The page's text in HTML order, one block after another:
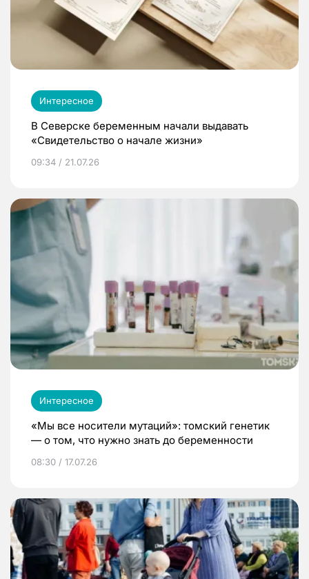
Интересное
В Северске беременным начали выдавать
«Свидетельство о начале жизни»
09:34 / 21.07.26
Интересное
«Мы все носители мутаций»: томский генетик
— о том, что нужно знать до беременности
08:30 / 17.07.26